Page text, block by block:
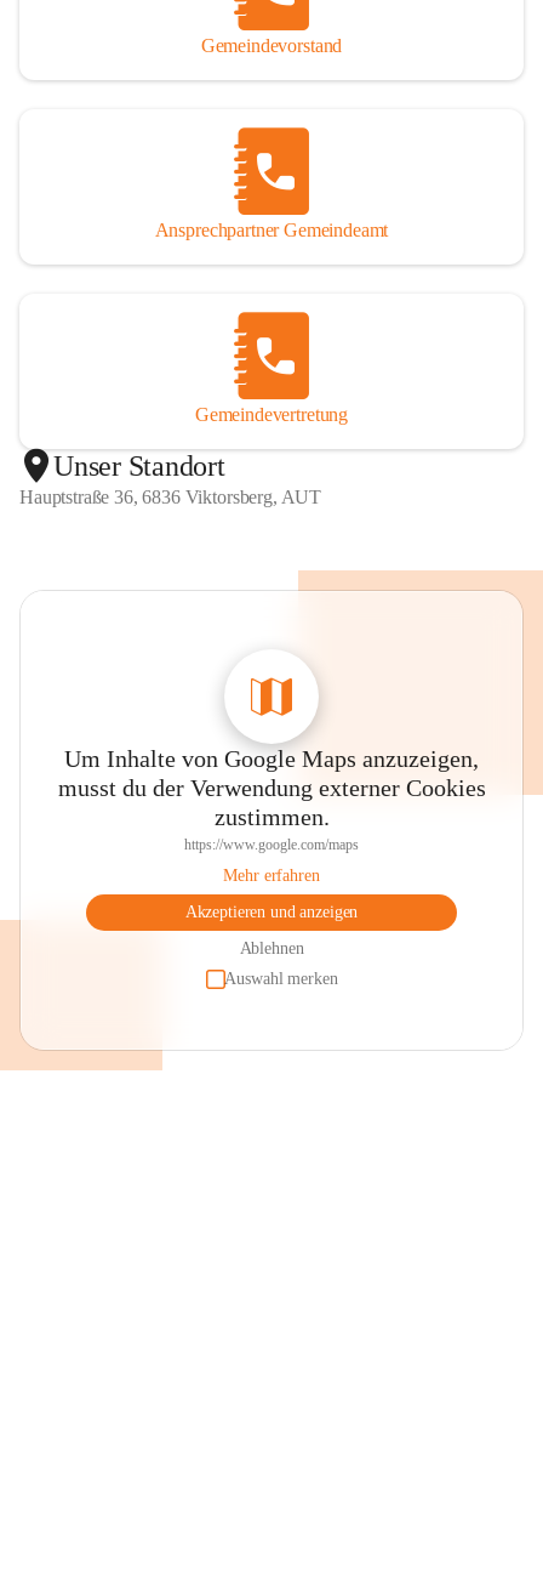
Gemeindevorstand
Ansprechpartner Gemeindeamt
Gemeindevertretung
Unser Standort
Hauptstraße 36, 6836 Viktorsberg, AUT
Um Inhalte von Google Maps anzuzeigen,
musst du der Verwendung externer Cookies
zustimmen.
https://www.google.com/maps
Mehr erfahren
Akzeptieren und anzeigen
Ablehnen
Auswahl merken